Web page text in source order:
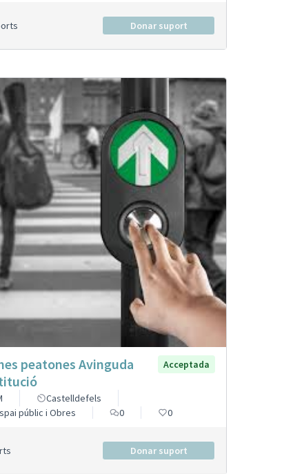
Donar suport
peatones Avinguda
Acceptada
Castelldefels
públic i Obres
0 0
Donar suport